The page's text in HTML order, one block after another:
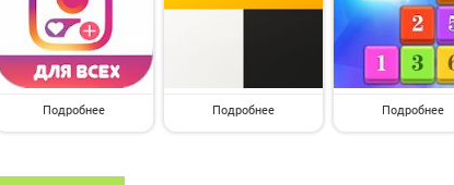
Подробнее Подробнее Подробнее